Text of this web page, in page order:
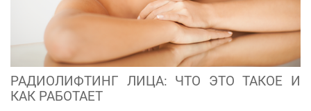
РАДИОЛИФТИНГ ЛИЦА: ЧТО ЭТО ТАКОЕ И
КАК РАБОТАЕТ